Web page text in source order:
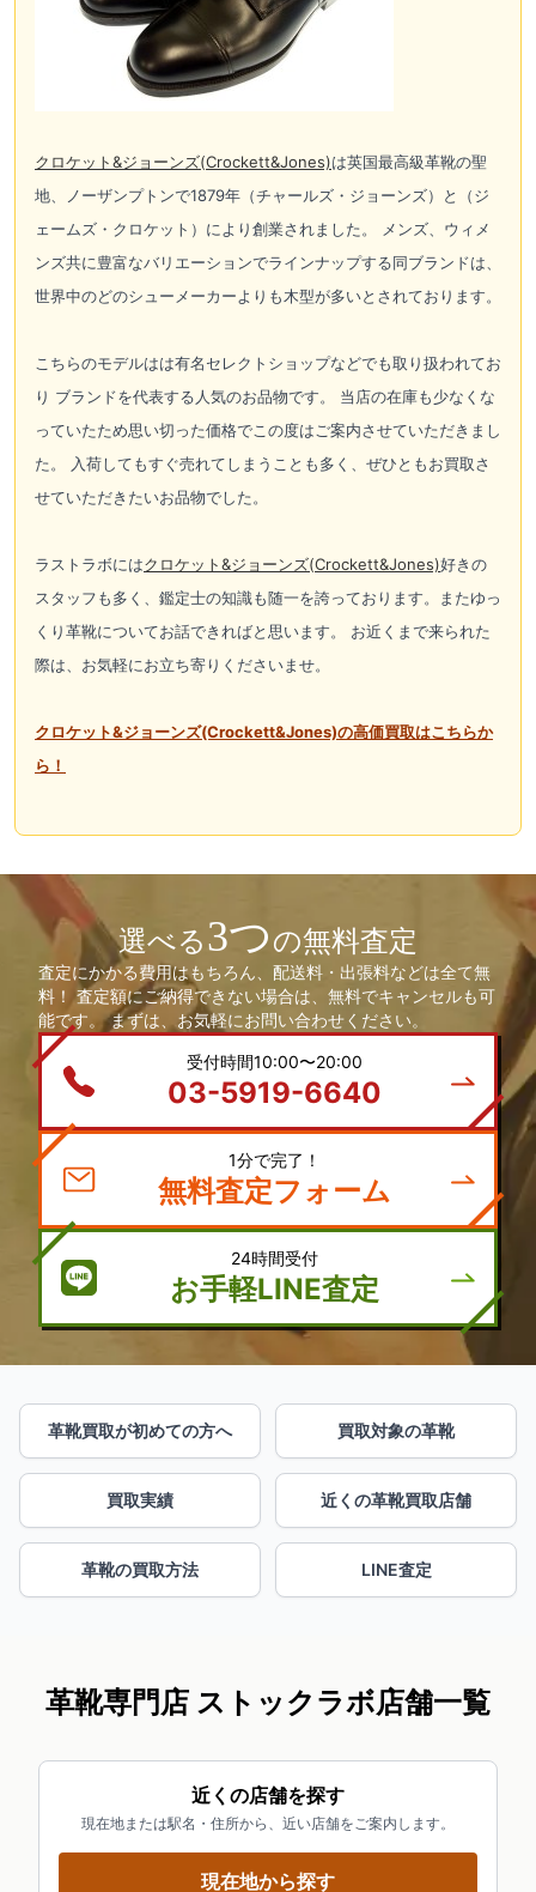
クロケット&ジョーンズ(Crockett&Jones)は英国最高級革靴の聖
地、ノーザンプトンで1879年（チャールズ・ジョーンズ）と（ジ
ェームズ・クロケット）により創業されました。 メンズ、ウィメ
ンズ共に豊富なバリエーションでラインナップする同ブランドは、
世界中のどのシューメーカーよりも木型が多いとされております。
こちらのモデルはは有名セレクトショップなどでも取り扱われてお
り ブランドを代表する人気のお品物です。 当店の在庫も少なくな
っていたため思い切った価格でこの度はご案内させていただきまし
た。 入荷してもすぐ売れてしまうことも多く、ぜひともお買取さ
せていただきたいお品物でした。
ラストラボにはクロケット&ジョーンズ(Crockett&Jones)好きの
スタッフも多く、鑑定士の知識も随一を誇っております。またゆっ
くり革靴についてお話できればと思います。 お近くまで来られた
際は、お気軽にお立ち寄りくださいませ。
クロケット&ジョーンズ(Crockett&Jones)の高価買取はこちらか
ら！
選べる3つの無料査定
査定にかかる費用はもちろん、配送料・出張料などは全て無
料！ 査定額にご納得できない場合は、無料でキャンセルも可
能です。 まずは、お気軽にお問い合わせください。
受付時間10:00〜20:00
03-5919-6640
1分で完了！
無料査定フォーム
24時間受付
お手軽LINE査定
革靴買取が初めての方へ 買取対象の革靴
買取実績 近くの革靴買取店舗
革靴の買取方法 LINE査定
革靴専門店 ストックラボ店舗一覧
近くの店舗を探す
現在地または駅名・住所から、近い店舗をご案内します。
現在地から探す